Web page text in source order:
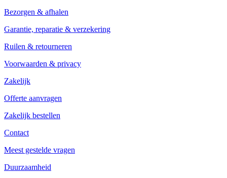
Bezorgen & afhalen
Garantie, reparatie & verzekering
Ruilen & retourneren
Voorwaarden & privacy
Zakelijk
Offerte aanvragen
Zakelijk bestellen
Contact
Meest gestelde vragen
Duurzaamheid